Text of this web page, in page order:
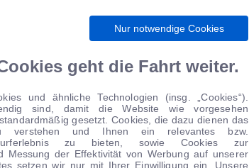
WOHNMOBILE
AUTOMARKT
Nur notwendige Cookies
geht die Fahrt weiter.
und ähnliche Technologien (insg. „Cookies“).
sind, damit die Website wie vorgesehen
gesetzt. Cookies, die dazu dienen das
verstehen und Ihnen ein relevantes bzw.
zu bieten, sowie Cookies zur
Messung der Effektivität von Werbung auf unserer
setzen wir nur mit Ihrer Einwilligung ein. Unsere